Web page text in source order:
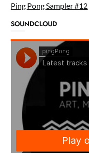
Ping Pong Sampler #12
SOUNDCLOUD